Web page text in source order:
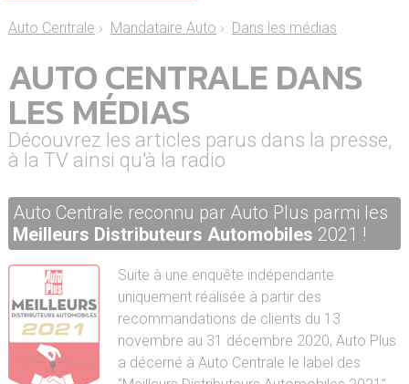
Auto Centrale › Mandataire Auto › Dans les médias
AUTO CENTRALE DANS
LES MÉDIAS
Découvrez les articles parus dans la presse,
à la TV ainsi qu'à la radio
Auto Centrale reconnu par Auto Plus parmi les
Meilleurs Distributeurs Automobiles 2021 !
Suite à une enquête indépendante
uniquement réalisée à partir des
recommandations de clients du 13
novembre au 31 décembre 2020, Auto Plus
a décerné à Auto Centrale le label des